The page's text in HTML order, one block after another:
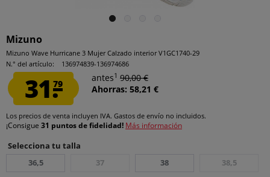
Mizuno
Mizuno Wave Hurricane 3 Mujer Calzado interior V1GC1740-29
N.° del artículo:
136974839-136974686
31.79
antes1 90,00 €
Ahorras: 58,21 €
Los precios de venta incluyen IVA. Gastos de envío no incluidos.
¡Consigue 31 puntos de fidelidad! Más información
Selecciona tu talla
36,5
37 38 38,5